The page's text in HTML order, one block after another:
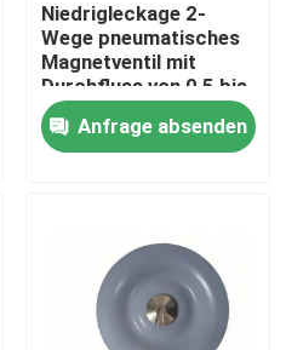
Niedrigleckage 2-
Wege pneumatisches
Magnetventil mit
Durchfluss von 0,5 bis
5 Lmin im
pneumatischen
System
Anfrage absenden